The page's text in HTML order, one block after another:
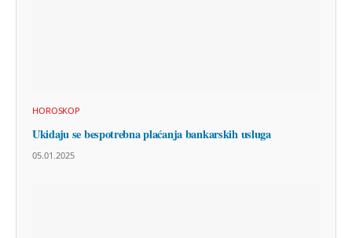
HOROSKOP
Ukidaju se bespotrebna plaćanja bankarskih usluga
05.01.2025